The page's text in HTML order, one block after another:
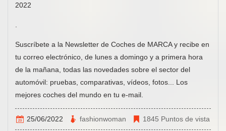
2022
Suscríbete a la Newsletter de Coches de MARCA y recibe en
tu correo electrónico, de lunes a domingo y a primera hora
de la mañana, todas las novedades sobre el sector del
automóvil: pruebas, comparativas, vídeos, fotos... Los
mejores coches del mundo en tu e-mail.
25/06/2022 fashionwoman 1845 Puntos de vista